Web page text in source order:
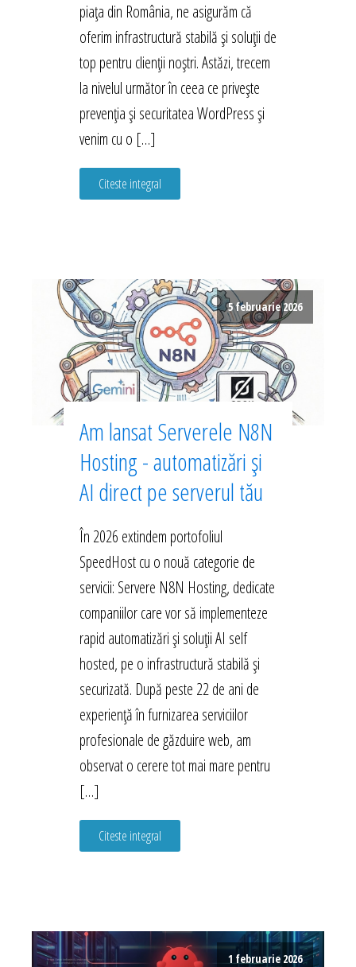
piața din România, ne asigurăm că
oferim infrastructură stabilă și soluții de
top pentru clienții noștri. Astăzi, trecem
la nivelul următor în ceea ce privește
prevenția și securitatea WordPress și
venim cu o […]
Citeste integral
5 februarie 2026
Am lansat Serverele N8N
Hosting - automatizări și
AI direct pe serverul tău
În 2026 extindem portofoliul
SpeedHost cu o nouă categorie de
servicii: Servere N8N Hosting, dedicate
companiilor care vor să implementeze
rapid automatizări și soluții AI self
hosted, pe o infrastructură stabilă și
securizată. După peste 22 de ani de
experiență în furnizarea serviciilor
profesionale de găzduire web, am
observat o cerere tot mai mare pentru
[…]
Citeste integral
1 februarie 2026